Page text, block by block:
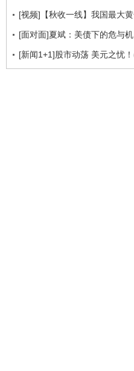
[视频]【秋收一线】我国最大
[面对面]夏斌：美债下的危与机
[新闻1+1]股市动荡 美元之忧